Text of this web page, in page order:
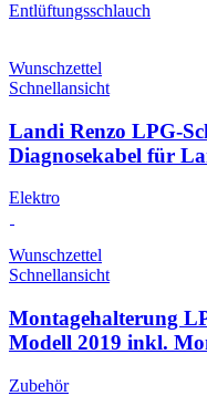
Entlüftungsschlauch
Wunschzettel
Schnellansicht
Landi Renzo LPG-
Diagnosekabel für
Elektro
Wunschzettel
Schnellansicht
Montagehalterung
Modell 2019 inkl.
Zubehör